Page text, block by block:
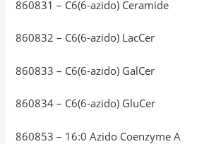
860831 – C6(6-azido) Ceramide
860832 – C6(6-azido) LacCer
860833 – C6(6-azido) GalCer
860834 – C6(6-azido) GluCer
860853 – 16:0 Azido Coenzyme A